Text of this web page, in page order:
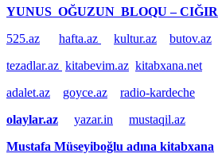
YUNUS OĞUZUN BLOQU – CIĞIR
525.az
hafta.az kultur.az
butov.az
tezadlar.az kitabevim.az kitabxana.net
adalet.az
goyce.az
radio-kardeche
olaylar.az
yazar.in
mustaqil.az
Mustafa Müseyiboğlu adına kitabxana